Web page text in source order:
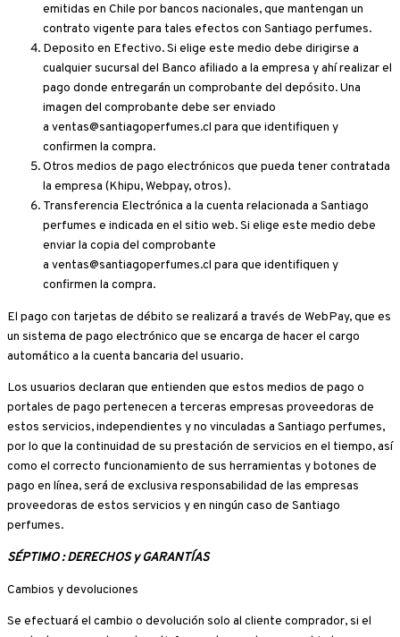
emitidas en Chile por bancos nacionales, que mantengan un
contrato vigente para tales efectos con Santiago perfumes.
Deposito en Efectivo. Si elige este medio debe dirigirse a
cualquier sucursal del Banco afiliado a la empresa y ahí realizar el
pago donde entregarán un comprobante del depósito. Una
imagen del comprobante debe ser enviado
a ventas@santiagoperfumes.cl para que identifiquen y
confirmen la compra.
Otros medios de pago electrónicos que pueda tener contratada
la empresa (Khipu, Webpay, otros).
Transferencia Electrónica a la cuenta relacionada a Santiago
perfumes e indicada en el sitio web. Si elige este medio debe
enviar la copia del comprobante
a ventas@santiagoperfumes.cl para que identifiquen y
confirmen la compra.
El pago con tarjetas de débito se realizará a través de WebPay, que es
un sistema de pago electrónico que se encarga de hacer el cargo
automático a la cuenta bancaria del usuario.
Los usuarios declaran que entienden que estos medios de pago o
portales de pago pertenecen a terceras empresas proveedoras de
estos servicios, independientes y no vinculadas a Santiago perfumes,
por lo que la continuidad de su prestación de servicios en el tiempo, así
como el correcto funcionamiento de sus herramientas y botones de
pago en línea, será de exclusiva responsabilidad de las empresas
proveedoras de estos servicios y en ningún caso de Santiago
perfumes.
SÉPTIMO : DERECHOS y GARANTÍAS
Cambios y devoluciones
Se efectuará el cambio o devolución solo al cliente comprador, si el